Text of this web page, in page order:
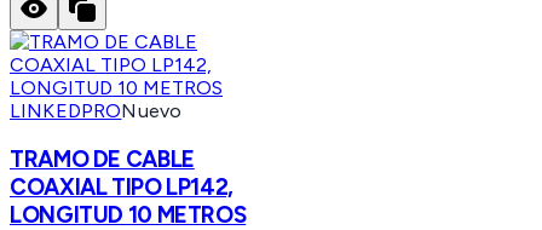
LINKEDPRONuevo
TRAMO DE CABLE
COAXIAL TIPO LP142,
LONGITUD 10 METROS